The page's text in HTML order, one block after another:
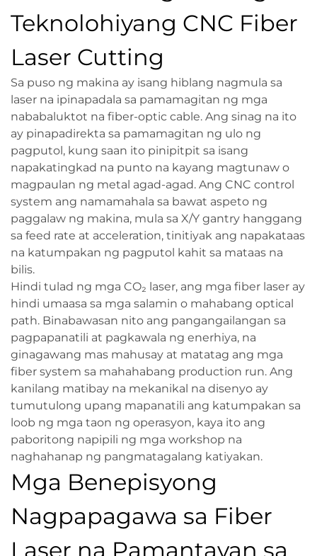
Teknolohiyang CNC Fiber
Laser Cutting
Sa puso ng makina ay isang hiblang nagmula sa
laser na ipinapadala sa pamamagitan ng mga
nababaluktot na fiber-optic cable. Ang sinag na ito
ay pinapadirekta sa pamamagitan ng ulo ng
pagputol, kung saan ito pinipitpit sa isang
napakatingkad na punto na kayang magtunaw o
magpaulan ng metal agad-agad. Ang CNC control
system ang namamahala sa bawat aspeto ng
paggalaw ng makina, mula sa X/Y gantry hanggang
sa feed rate at acceleration, tinitiyak ang napakataas
na katumpakan ng pagputol kahit sa mataas na
bilis.
Hindi tulad ng mga CO₂ laser, ang mga fiber laser ay
hindi umaasa sa mga salamin o mahabang optical
path. Binabawasan nito ang pangangailangan sa
pagpapanatili at pagkawala ng enerhiya, na
ginagawang mas mahusay at matatag ang mga
fiber system sa mahahabang production run. Ang
kanilang matibay na mekanikal na disenyo ay
tumutulong upang mapanatili ang katumpakan sa
loob ng mga taon ng operasyon, kaya ito ang
paboritong napipili ng mga workshop na
naghahanap ng pangmatagalang katiyakan.
Mga Benepisyong
Nagpapagawa sa Fiber
Laser na Pamantayan sa